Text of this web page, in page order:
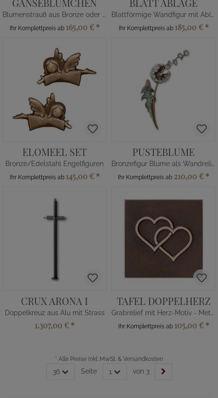
GÄNSEBLÜMCHEN
Blumenstrauß aus Bronze oder Alu
Ihr Komplettpreis ab 165,00 € *
BLATT ABLAGE
Blattförmige Wandfigur mit Ablage
Ihr Komplettpreis ab 185,00 € *
ELOMEEL SET
Bronze/Edelstahl Engelfiguren
Ihr Komplettpreis ab 145,00 € *
PUSTEBLUME
Bronzefigur Blume als Wandrelief
Ihr Komplettpreis ab 210,00 € *
CRUX ARONA I
Doppelkreuz aus Alu mit Strass
1.307,00 € *
TAFEL DOPPELHERZ
Grabrelief mit Herz-Motiv - Metall
Ihr Komplettpreis ab 105,00 € *
* Alle Preise inkl. MwSt. & Versandkosten
36 Seite 1 von 3